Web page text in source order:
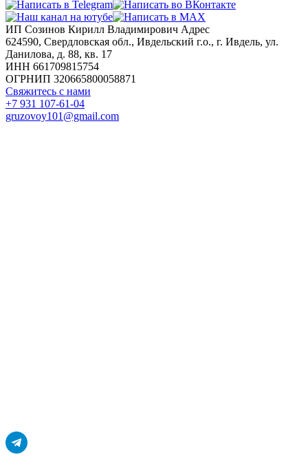
ИП Созинов Кирилл Владимирович Адрес
624590, Свердловская обл., Ивдельский г.о., г. Ивдель, ул.
Данилова, д. 88, кв. 17
ИНН 661709815754
ОГРНИП 320665800058871
Свяжитесь с нами
+7 931 107-61-04
gruzovoy101@gmail.com